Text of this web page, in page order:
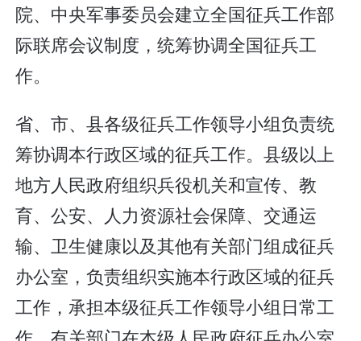
院、中央军事委员会建立全国征兵工作部
际联席会议制度，统筹协调全国征兵工
作。
省、市、县各级征兵工作领导小组负责统
筹协调本行政区域的征兵工作。县级以上
地方人民政府组织兵役机关和宣传、教
育、公安、人力资源社会保障、交通运
输、卫生健康以及其他有关部门组成征兵
办公室，负责组织实施本行政区域的征兵
工作，承担本级征兵工作领导小组日常工